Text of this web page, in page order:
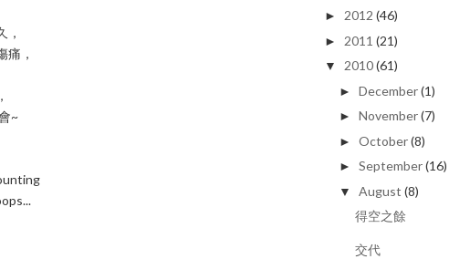
，
痛，
~
► 2012 (46)
► 2011 (21)
▼ 2010 (61)
►December(1)
►November(7)
►October(8)
►September(16)
▼ August (8)
得空之餘
交代